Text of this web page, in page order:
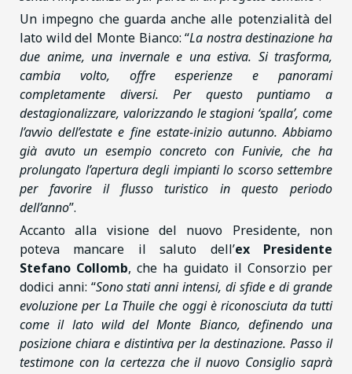
Un impegno che guarda anche alle potenzialità del
lato wild del Monte Bianco: “La nostra destinazione ha
due anime, una invernale e una estiva. Si trasforma,
cambia volto, offre esperienze e panorami
completamente diversi. Per questo puntiamo a
destagionalizzare, valorizzando le stagioni ‘spalla’, come
l’avvio dell’estate e fine estate-inizio autunno. Abbiamo
già avuto un esempio concreto con Funivie, che ha
prolungato l’apertura degli impianti lo scorso settembre
per favorire il flusso turistico in questo periodo
dell’anno”.
Accanto alla visione del nuovo Presidente, non
poteva mancare il saluto dell’ex Presidente
Stefano Collomb, che ha guidato il Consorzio per
dodici anni: “Sono stati anni intensi, di sfide e di grande
evoluzione per La Thuile che oggi è riconosciuta da tutti
come il lato wild del Monte Bianco, definendo una
posizione chiara e distintiva per la destinazione. Passo il
testimone con la certezza che il nuovo Consiglio saprà